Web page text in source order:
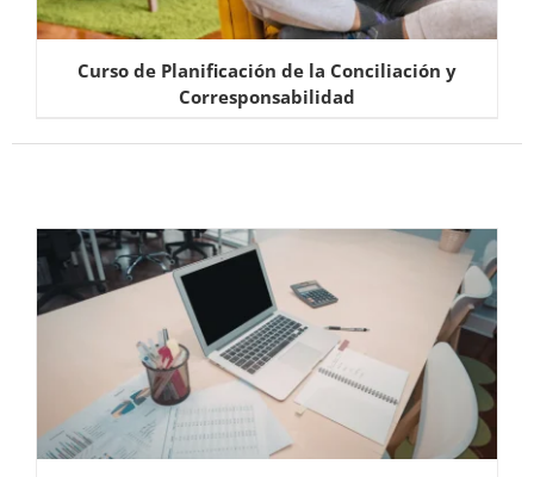
Curso de Planificación de la Conciliación y
Corresponsabilidad